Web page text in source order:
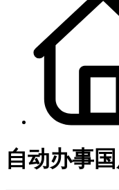
自动办事